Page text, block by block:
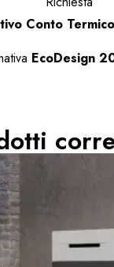
Conto
EcoDesign